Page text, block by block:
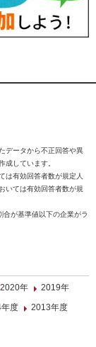
データから不正回答や異
成しています。
は有効回答者数が規定人
いては有効回答者数が規
が基準値以下の企業がラ
2020年
2019年
度
2013年度